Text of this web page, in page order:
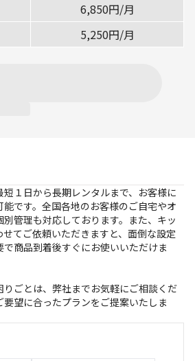
ご返却方法
：30（土日祝休）
6,850円/月
5,250円/月
１日から長期レンタルまで、お客様に
です。全国各地のお客様のご自宅やオ
管理も対応しております。また、キッ
てご依頼いただきますと、面倒な設定
商品到着後すぐにお使いいただけま
ごとは、弊社までお気軽にご相談くだ
望に合ったプランをご提案いたしま